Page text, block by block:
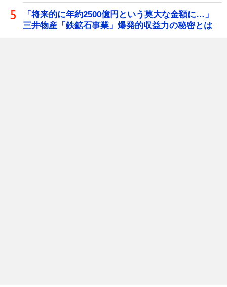
「将来的に年約2500億円という莫大な金額に…」
三井物産「鉄鉱石事業」爆発的収益力の秘密とは